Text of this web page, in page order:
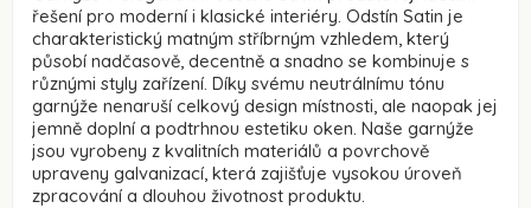
řešení pro moderní i klasické interiéry. Odstín Satin je
charakteristický matným stříbrným vzhledem, který
působí nadčasově, decentně a snadno se kombinuje s
různými styly zařízení. Díky svému neutrálnímu tónu
garnýže nenaruší celkový design místnosti, ale naopak jej
jemně doplní a podtrhnou estetiku oken. Naše garnýže
jsou vyrobeny z kvalitních materiálů a povrchově
upraveny galvanizací, která zajišťuje vysokou úroveň
zpracování a dlouhou životnost produktu.